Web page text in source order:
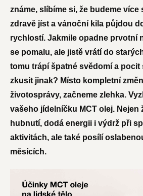
známe, slíbíme si, že budeme více
zdravě jíst a vánoční kila půjdou
rychlostí. Jakmile opadne prvotní
se pomalu, ale jistě vrátí do
tomu trápí špatné svědomí a pocit
zkusit jinak? Místo kompletní
životosprávy, začneme zlehka.
vašeho jídelníčku MCT olej. Nejen
hubnutí, dodá energii i výdrž při
aktivitách, ale také posílí
měsících.